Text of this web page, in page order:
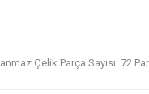
Çelik Parça Sayısı: 72